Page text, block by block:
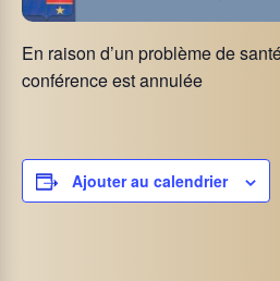
En raison d’un problème de
conférence est annulée
Ajouter au calendrier